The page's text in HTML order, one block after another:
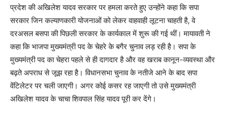
प्रदेश की अखिलेश यादव सरकार पर हमला करते हुए उन्होंने कहा कि सपा
सरकार जिन कल्याणकारी योजनाओं को लेकर वाहवाही लूटना चाहती है, वे
दरअसल बसपा की पिछली सरकार के कार्यकाल में शुरू की गई थीं। मायावती ने
कहा कि भाजपा मुख्यमंत्री पद के चेहरे के बगैर चुनाव लड़ रही है। सपा के
मुख्यमंत्री पद का चेहरा पहले से ही दागदार है और वह खराब कानून-व्यवस्था और
बढ़ते अपराध से जूझ रहा है। विधानसभा चुनाव के नतीजे आने के बाद सपा
वेंटिलेटर पर चली जाएगी। अगर कोई कसर रह जाएगी तो उसे मुख्यमंत्री
अखिलेश यादव के चाचा शिवपाल सिंह यादव पूरी कर देंगे।